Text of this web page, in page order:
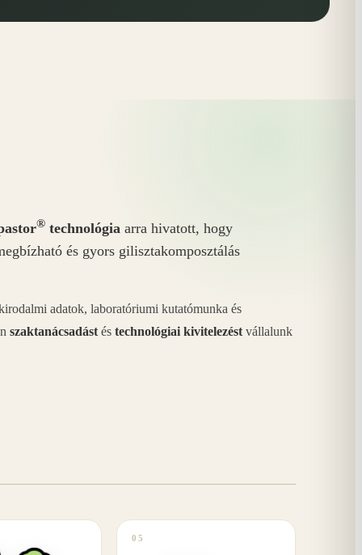
® technológia arra hivatott, hogy
és gyors gilisztakomposztálás
adatok, laboratóriumi kutatómunka és
szaktanácsadást és technológiai kivitelezést vállalunk
05